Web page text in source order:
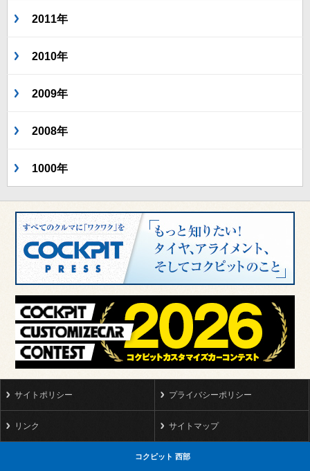
2011年
2010年
2009年
2008年
1000年
サイトポリシー プライバシーポリシー
リンク サイトマップ
コクピット 西部